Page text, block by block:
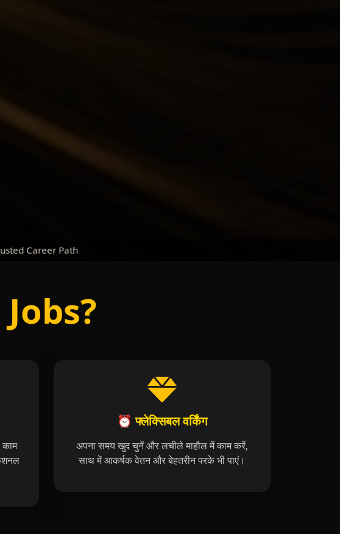
⏰ फ्लेक्सिबल वर्किंग
अपना समय खुद चुनें और लचीले माहौल में काम करें,
साथ में आकर्षक वेतन और बेहतरीन परके भी पाएं।